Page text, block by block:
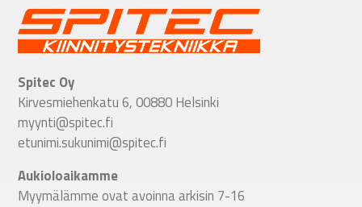
Spitec Oy
Kirvesmiehenkatu 6, 00880 Helsinki
myynti@spitec.fi
etunimi.sukunimi@spitec.fi
Aukioloaikamme
Myymälämme ovat avoinna arkisin 7-16